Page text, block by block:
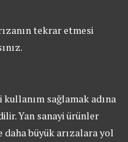
tekrar etmesi
sağlamak adına
Yan sanayi ürünler
daha büyük arızalara yol